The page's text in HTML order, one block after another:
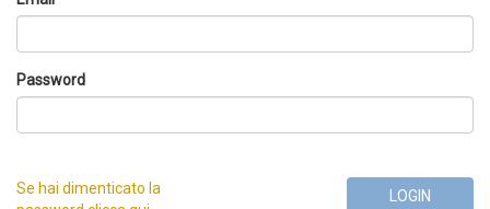
Password
Se hai dimenticato la
LOGIN